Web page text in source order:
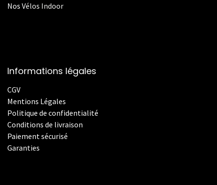
Nos Vélos Indoor
Informations légales
CGV
Mentions Légales
Politique de confidentialité
Conditions de livraison
Paiement sécurisé
Garanties